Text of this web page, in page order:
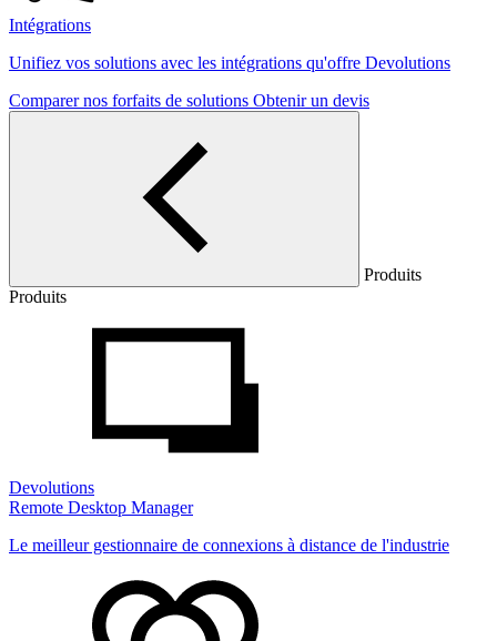
Intégrations
Unifiez vos solutions avec les intégrations qu'offre Devolutions
Comparer nos forfaits de solutions Obtenir un devis
Produits
Produits
Devolutions
Remote Desktop Manager
Le meilleur gestionnaire de connexions à distance de l'industrie